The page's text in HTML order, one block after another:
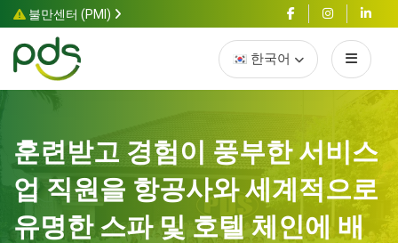
불만센터 (PMI)
한국어
훈련받고 경험이 풍부한 서비스
업 직원을 항공사와 세계적으로
유명한 스파 및 호텔 체인에 배